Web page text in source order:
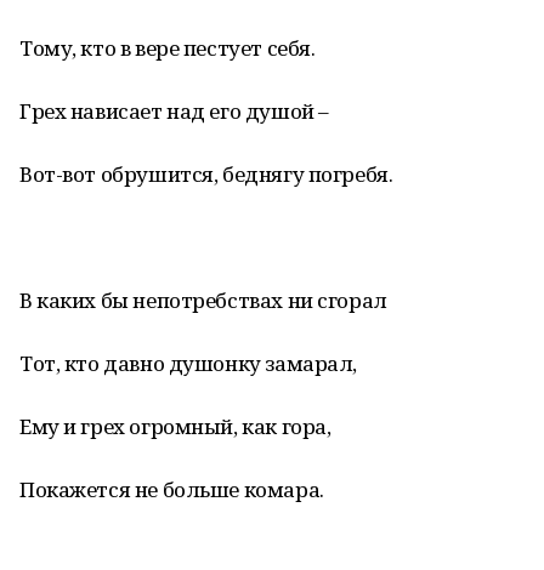
Тому, кто в вере пестует себя.
Грех нависает над его душой –
Вот-вот обрушится, беднягу погребя.
В каких бы непотребствах ни сгорал
Тот, кто давно душонку замарал,
Ему и грех огромный, как гора,
Покажется не больше комара.